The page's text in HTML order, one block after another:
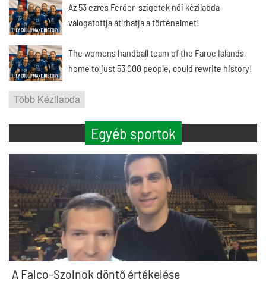
Az 53 ezres Feröer-szigetek női kézilabda-
válogatottja átírhatja a történelmet!
The womens handball team of the Faroe Islands,
home to just 53,000 people, could rewrite history!
Több Kézilabda
Egyéb sportok
A Falco-Szolnok döntő értékelése